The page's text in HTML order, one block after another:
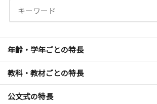
年齢・学年ごとの特長
教科・教材ごとの特長
公文式の特長